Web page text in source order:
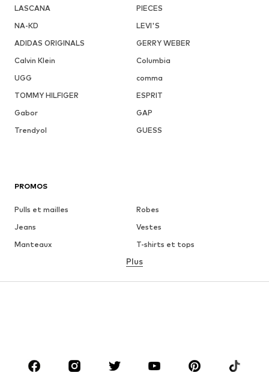
LASCANA
PIECES
NA-KD
LEVI'S
ADIDAS ORIGINALS
GERRY WEBER
Calvin Klein
Columbia
UGG
comma
TOMMY HILFIGER
ESPRIT
Gabor
GAP
Trendyol
GUESS
PROMOS
Pulls et mailles
Robes
Jeans
Vestes
Manteaux
T-shirts et tops
Lingerie
Jupes
Blouses et tuniques
Accessoires
Premium
Plus